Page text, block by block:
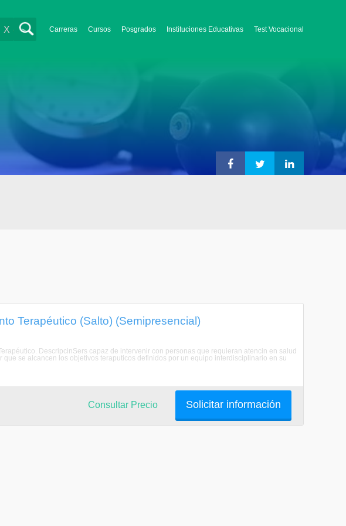
Carreras Cursos Posgrados Instituciones Educativas Test Vocacional
X
Terapéutico (Salto) (Semipresencial)
DescripcinSers capaz de intervenir con personas que requieran atencin en salud
se alcancen los objetivos teraputicos definidos por un equipo interdisciplinario en su
Solicitar información
Consultar Precio